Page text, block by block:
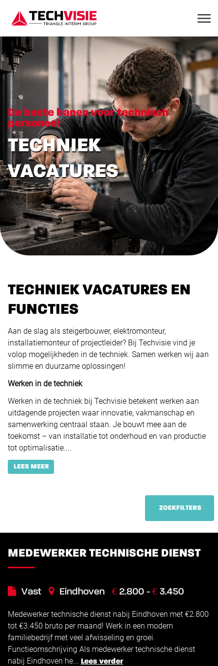
De beste banen voor technisch
personeel
TECHNIEK
VACATURES
TECHNIEK VACATURES EN
FUNCTIES
Aan de slag als steigerbouwer, elektromonteur,
installatiemonteur of projectleider? Bij Techvisie vind je
volop mogelijkheden in de techniek. Samen werken wij aan
slimme en duurzame oplossingen!
Werken in de techniek
Werken in de techniek bij Techvisie betekent werken aan
uitdagende projecten waar innovatie, vakmanschap en
samenwerking centraal staan. Je bouwt mee aan de
toekomst – van installatie tot onderhoud en van productie
tot optimalisatie....
LEES MEER
ZOEKFILTERS
MEDEWERKER TECHNISCHE DIENST
Vast Eindhoven € 2.800 - € 3.450
Medewerker technische dienst nabij Eindhoven met €2.800
tot €3.450 bruto per maand! Werk in een modern
familiebedrijf met veel afwisseling en groei.
Functieomschrijving Als medewerker technische dienst
nabij Eindhoven he... Lees verder